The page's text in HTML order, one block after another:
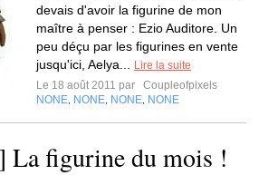
devais d'avoir la figurine de mon
maître à penser : Ezio Auditore. Un
peu déçu par les figurines en vente
jusqu'ici, Aelya...
Lire la suite
Le 18 août 2011 par
Coupleofpixels
NONE NONE NONE NONE
La figurine du mois !